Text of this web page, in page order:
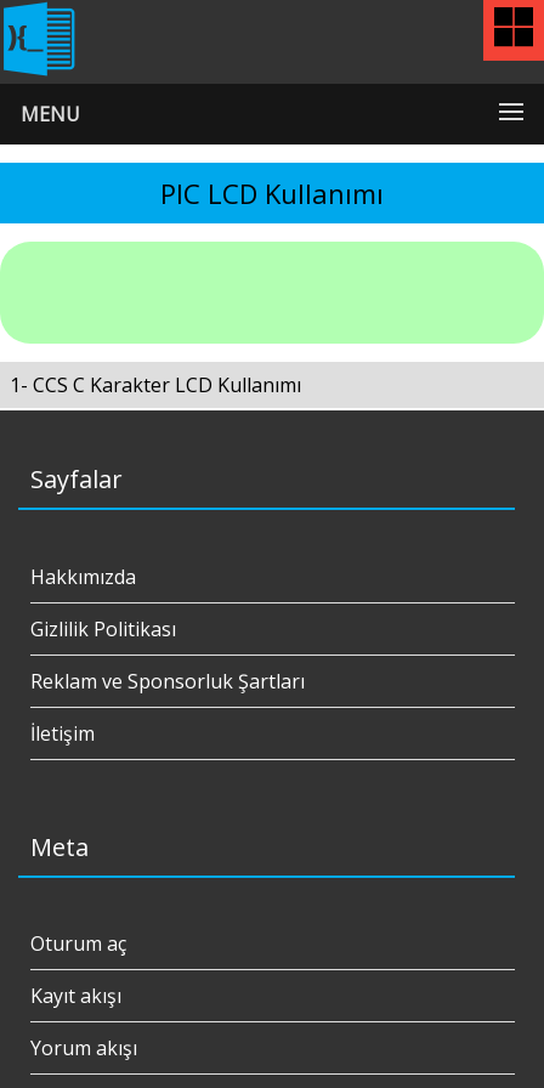
MENU
PIC LCD Kullanımı
1- CCS C Karakter LCD Kullanımı
Sayfalar
Hakkımızda
Gizlilik Politikası
Reklam ve Sponsorluk Şartları
İletişim
Meta
Oturum aç
Kayıt akışı
Yorum akışı